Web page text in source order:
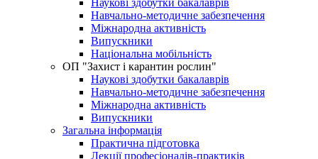
Наукові здобутки бакалаврів
Навчально-методичне забезпечення
Міжнародна активність
Випускники
Національна мобільність
OП "Захист і карантин рослин"
Наукові здобутки бакалаврів
Навчально-методичне забезпечення
Міжнародна активність
Випускники
Загальна інформація
Практична підготовка
Лекції професіоналів-практиків